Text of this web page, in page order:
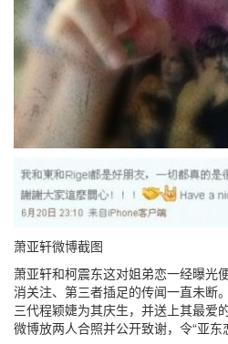
萧亚轩微博截图
萧亚轩和柯震东这对姐弟恋一经曝光
消关注、第三者插足的传闻一直未断
三代程颖婕为其庆生，并送上其最爱
微博放两人合照并公开致谢，令“亚东